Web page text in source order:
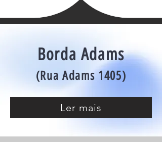
Borda Adams
(Rua Adams 1405)
Ler mais